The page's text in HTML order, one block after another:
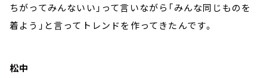
ちがってみんないい」って言いながら「みんな同じものを
着よう」と言ってトレンドを作ってきたんです。
松中